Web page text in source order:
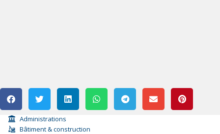
Administrations
Bâtiment & construction